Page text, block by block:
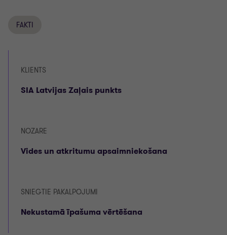
FAKTI
KLIENTS
SIA Latvijas Zaļais punkts
NOZARE
Vides un atkritumu apsaimniekošana
SNIEGTIE PAKALPOJUMI
Nekustamā īpašuma vērtēšana